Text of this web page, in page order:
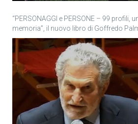
“PERSONAGGI e PERSONE – 99 profili,
memoria”, il nuovo libro di Goffredo